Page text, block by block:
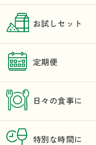
お試しセット
定期便
日々の食事に
特別な時間に